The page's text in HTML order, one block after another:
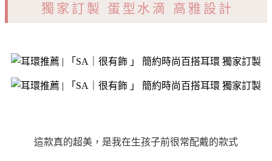
獨家訂製 蛋型水滴 高雅設計
這款真的超美，是我在生孩子前很常配戴的款式